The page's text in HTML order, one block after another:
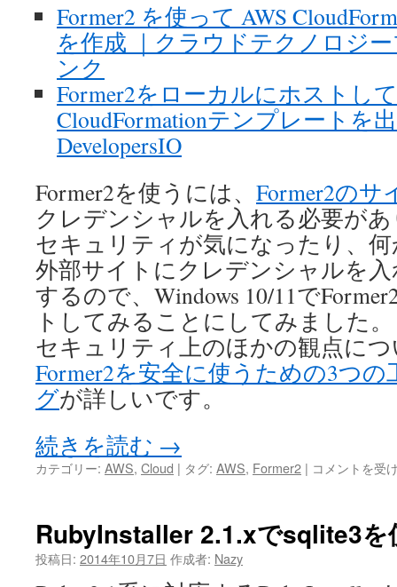
Former2 を使って AWS
を作成 ｜クラウドテクノロジ
ンク
Former2をローカルにホストし
CloudFormationテンプレートを
DevelopersIO
Former2を使うには、 Former2のサ
クレデンシャルを入れる必要が
セキュリティが気になったり、
外部サイトにクレデンシャルを
するので、Windows 10/11で
トしてみることにしてみました。
セキュリティ上のほかの観点に
Former2を安全に使うための3つ
グが詳しいです。
続きを読む →
カテゴリー: AWS, Cloud | タグ: AWS, Former2 | Windows
コメントを受
RubyInstaller 2.1.xでsqlite3を
投稿日: 2014年10月7日 作成者: Nazy